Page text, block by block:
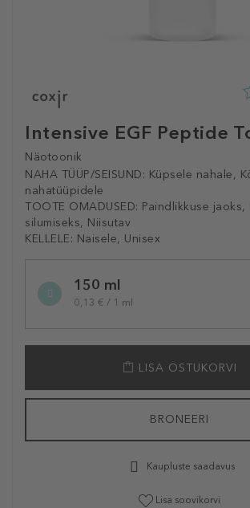
Intensive EGF Peptide
Näotoonik
NAHA TÜÜP/SEISUND: Küpsele nahale,
nahatüüpidele
TOOTE OMADUSED: Paindlikkuse jaoks,
silumiseks, Niisutav
KELLELE: Naisele, Unisex
variation150 ml
0,13 € / 1 ml
LISA OSTUKORVI
BRONEERI
Kaupluste saadavus
Lisa soovikorvi